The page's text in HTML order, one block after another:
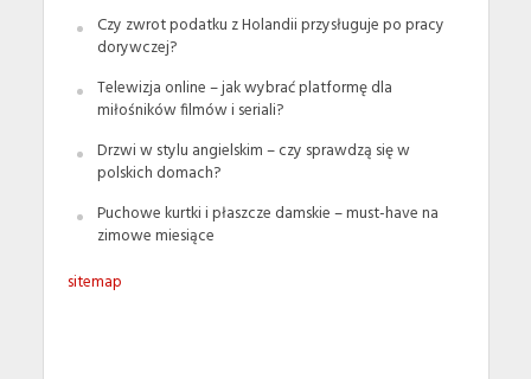
Czy zwrot podatku z Holandii przysługuje po pracy
dorywczej?
Telewizja online – jak wybrać platformę dla
miłośników filmów i seriali?
Drzwi w stylu angielskim – czy sprawdzą się w
polskich domach?
Puchowe kurtki i płaszcze damskie – must-have na
zimowe miesiące
sitemap